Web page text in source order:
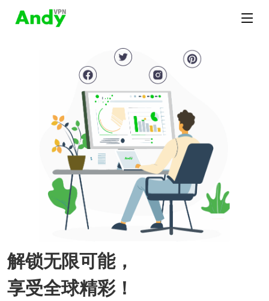
解锁无限可能，
享受全球精彩！